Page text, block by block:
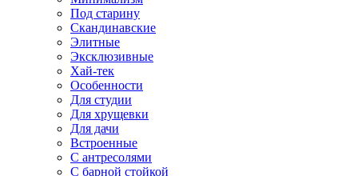
Под старину
Скандинавские
Элитные
Эксклюзивные
Хай-тек
Особенности
Для студии
Для хрущевки
Для дачи
Встроенные
С антресолями
С барной стойкой